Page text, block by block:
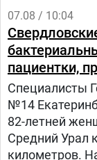
ветеринарии
домашних
07.08 / 10:04
пациентки,
Специалисты
№14
82-летней
Средний Урал
километров.